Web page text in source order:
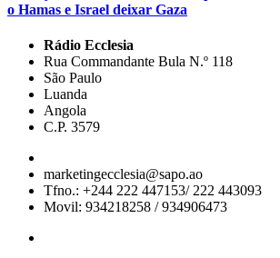
o Hamas e Israel deixar Gaza
Rádio Ecclesia
Rua Commandante Bula N.º 118
São Paulo
Luanda
Angola
C.P. 3579
marketingecclesia@sapo.ao
Tfno.: +244 222 447153/ 222 443093
Movil: 934218258 / 934906473